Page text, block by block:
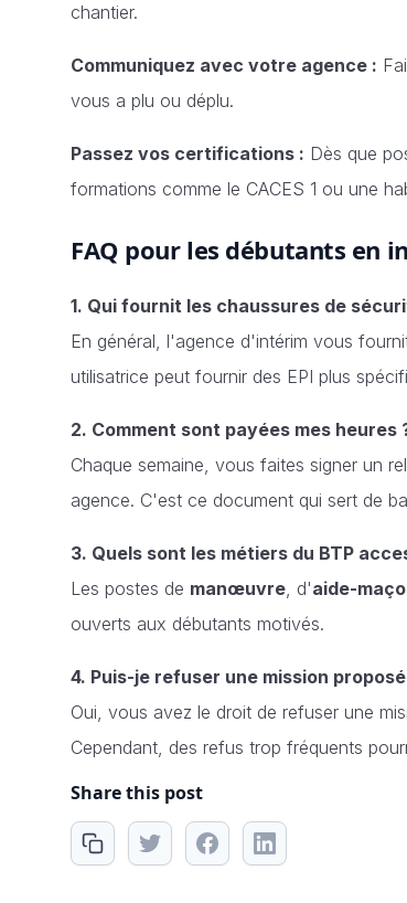
chantier.
Communiquez avec votre agence :
vous a plu ou déplu.
Passez vos certifications : Dès que
formations comme le CACES 1 ou une
FAQ pour les débutants en
1. Qui fournit les chaussures de
En général, l'agence d'intérim vous
utilisatrice peut fournir des EPI plus
2. Comment sont payées mes heures
Chaque semaine, vous faites signer un
agence. C'est ce document qui sert de
3. Quels sont les métiers du BTP
Les postes de manœuvre, d'aide-
ouverts aux débutants motivés.
4. Puis-je refuser une mission
Oui, vous avez le droit de refuser une
Cependant, des refus trop fréquents
Share this post